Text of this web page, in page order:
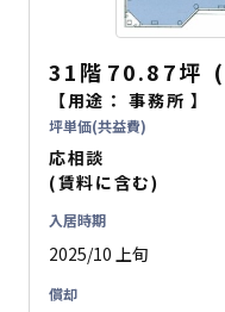
31階 70.87坪 (
【用途：事務所 】
坪単価(共益費)
応相談
(賃料に含む)
入居時期
2025/10 上旬
償却